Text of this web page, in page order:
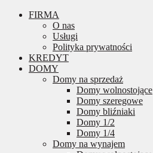
FIRMA
O nas
Usługi
Polityka prywatności
KREDYT
DOMY
Domy na sprzedaż
Domy wolnostojące
Domy szeregowe
Domy bliźniaki
Domy 1/2
Domy 1/4
Domy na wynajem